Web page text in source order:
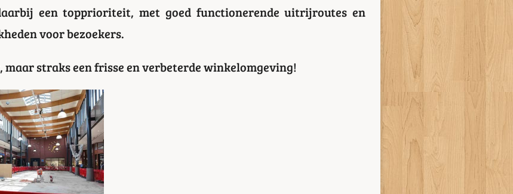
een topprioriteit, met goed functionerende uitrijroutes en
voor bezoekers.
straks een frisse en verbeterde winkelomgeving!